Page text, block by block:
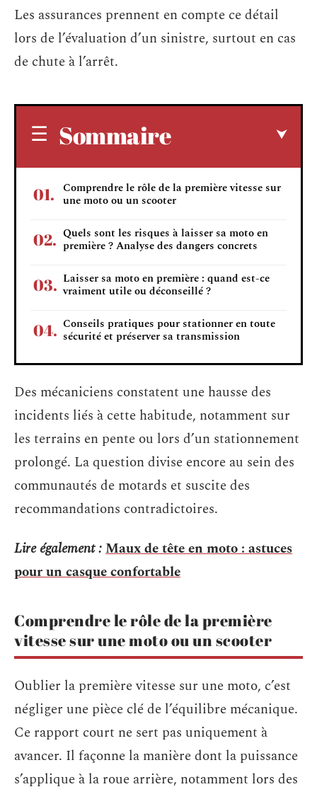
Les assurances prennent en compte ce détail
lors de l’évaluation d’un sinistre, surtout en cas
de chute à l’arrêt.
Sommaire
Comprendre le rôle de la première vitesse sur
une moto ou un scooter
Quels sont les risques à laisser sa moto en
première ? Analyse des dangers concrets
Laisser sa moto en première : quand est-ce
vraiment utile ou déconseillé ?
Conseils pratiques pour stationner en toute
sécurité et préserver sa transmission
Des mécaniciens constatent une hausse des
incidents liés à cette habitude, notamment sur
les terrains en pente ou lors d’un stationnement
prolongé. La question divise encore au sein des
communautés de motards et suscite des
recommandations contradictoires.
Lire également :Maux de tête en moto : astuces
pour un casque confortable
Comprendre le rôle de la première
vitesse sur une moto ou un scooter
Oublier la première vitesse sur une moto, c’est
négliger une pièce clé de l’équilibre mécanique.
Ce rapport court ne sert pas uniquement à
avancer. Il façonne la manière dont la puissance
s’applique à la roue arrière, notamment lors des